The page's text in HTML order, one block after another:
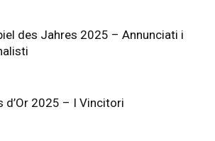
des Jahres 2025 – Annunciati i
d’Or 2025 – I Vincitori